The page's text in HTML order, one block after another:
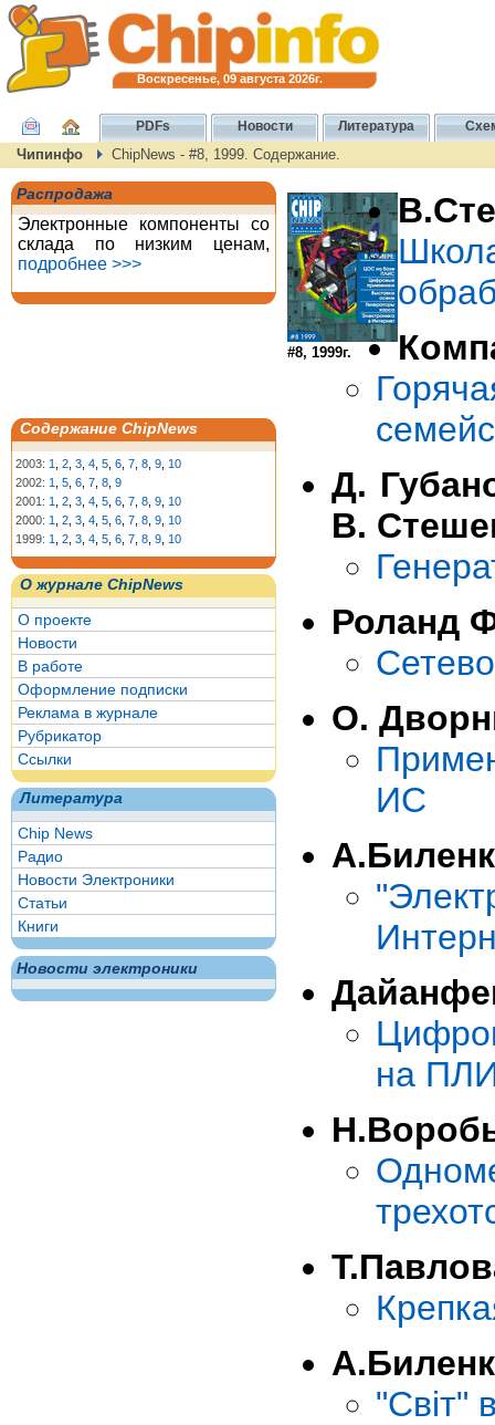
Воскресенье, 09 августа 2026г.
PDFs Новости Литература
Чипинфо ChipNews - #8, 1999. Содержание.
Распродажа
Электронные компоненты со
склада по низким ценам,
подробнее >>>
Содержание ChipNews
2003: 1 2 3 4 5 6 7 8 9 10
2002: 1 5 6 7 8 9
2001: 1 2 3 4 5 6 7 8 9 10
2000: 1 2 3 4 5 6 7 8 9 10
1999: 1 2 3 4 5 6 7 8 9 10
О журнале ChipNews
О проекте
Новости
В работе
Оформление подписки
Реклама в журнале
Рубрикатор
Ссылки
Литература
Chip News
Радио
Новости Электроники
Статьи
Книги
Новости электроники
#8, 1999г.
Д.
В.
Роланд
О.
ИС
на
"Свiт"